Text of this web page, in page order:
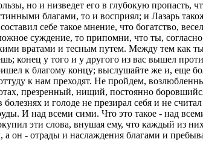
но и низведет его в глубокую пропасть,
благами, то и восприял; и Лазарь
себе такое мнение, что богатство,
суждение, то припомни, что ты,
вратами и тесным путем. Между тем как
конец у того и у другого из вас вышел
к благому концу; выслушайте же и, еще
к нам преходят. Не пройдем,
презренный, нищий, постоянно
и голоде не презирал себя и не
И над всеми сими. Что это такое - над
эти слова, внушая ему, что каждый из
он - отрады и наслаждения благами и